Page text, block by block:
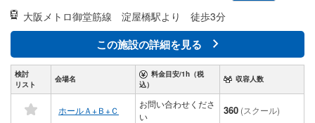
大阪メトロ御堂筋線 淀屋橋駅より 徒歩3分
この施設の詳細を見る
検討
リスト
会場名
料金目安/1h（税
込）
収容人数
ホールＡ+Ｂ+Ｃ
お問い合わせくださ
い
360 (スクール)